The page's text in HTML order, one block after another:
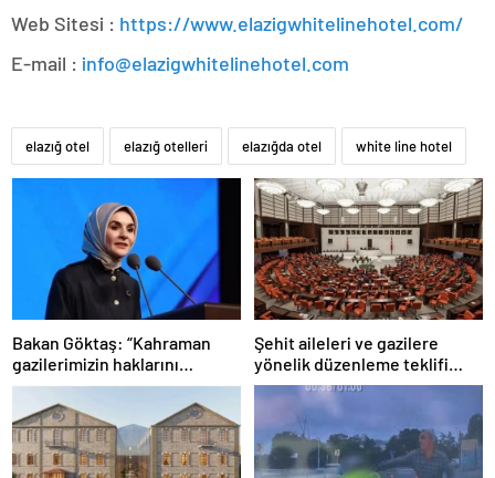
Web Sitesi : https://www.elazigwhitelinehotel.com/
E-mail : info@elazigwhitelinehotel.com
elazığ otel elazığ otelleri elazığda otel white line hotel
Bakan Göktaş: “Kahraman
gazilerimizin haklarını
güçlendiren yeni bir dönemin
kapılarını aralıyoruz”
Şehit aileleri ve gazilere
yönelik düzenleme teklifi
Meclis’te kabul edildi